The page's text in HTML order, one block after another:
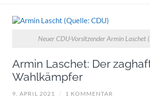
Neuer CDU-Vorsitzender Armin Laschet
Armin Laschet: Der
Wahlkämpfer
9. APRIL 2021 / 1 KOMMENTAR